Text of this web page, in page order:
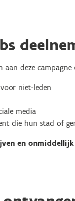
aan deze
niet-leden
media
die hun stad of
en